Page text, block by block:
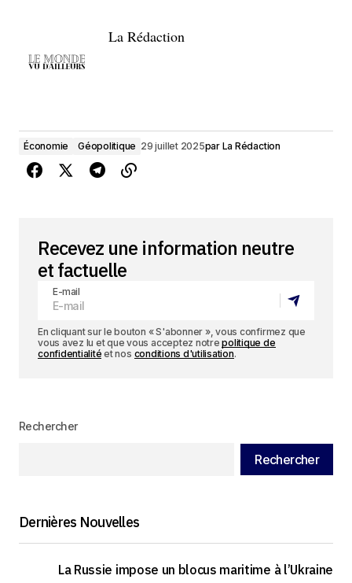
La Rédaction
Économie Géopolitique 29 juillet 2025par La Rédaction
Recevez une information neutre
et factuelle
E-mail
En cliquant sur le bouton « S'abonner », vous confirmez que
vous avez lu et que vous acceptez notrepolitique de
confidentialité et nos conditions d'utilisation.
Rechercher
Rechercher
Dernières Nouvelles
La Russie impose un blocus maritime à l’Ukraine